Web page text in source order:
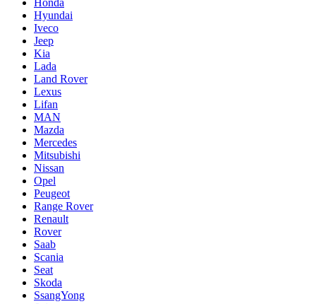
Hyundai
Iveco
Jeep
Kia
Lada
Land Rover
Lexus
Lifan
MAN
Mazda
Mercedes
Mitsubishi
Nissan
Opel
Peugeot
Range Rover
Renault
Rover
Saab
Scania
Seat
Skoda
SsangYong